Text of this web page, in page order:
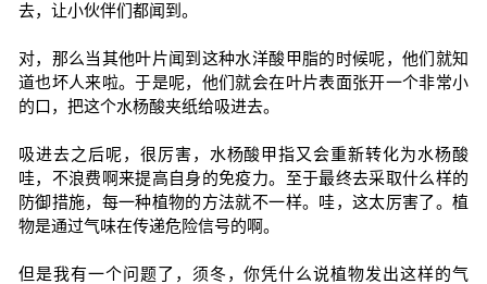
去，让小伙伴们都闻到。
对，那么当其他叶片闻到这种水洋酸甲脂的时候呢，他们就知
道也坏人来啦。于是呢，他们就会在叶片表面张开一个非常小
的口，把这个水杨酸夹纸给吸进去。
吸进去之后呢，很厉害，水杨酸甲指又会重新转化为水杨酸
哇，不浪费啊来提高自身的免疫力。至于最终去采取什么样的
防御措施，每一种植物的方法就不一样。哇，这太厉害了。植
物是通过气味在传递危险信号的啊。
但是我有一个问题了，须冬，你凭什么说植物发出这样的气